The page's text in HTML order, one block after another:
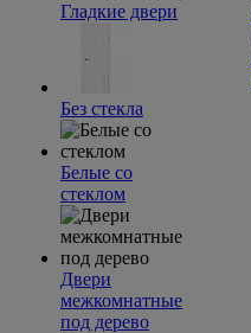
Гладкие двери
Без стекла
Белые со
стеклом
Двери
межкомнатные
под дерево